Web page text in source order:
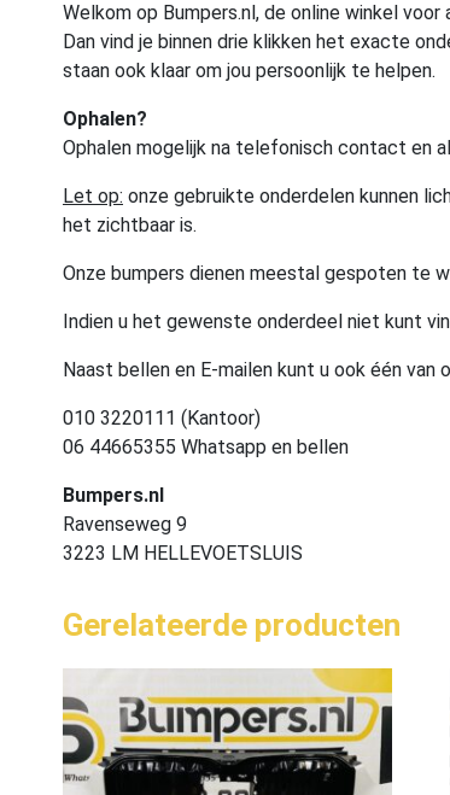
Welkom op Bumpers.nl, de online winkel
Dan vind je binnen drie klikken het exacte
staan ook klaar om jou persoonlijk te helpen.
Ophalen?
Ophalen mogelijk na telefonisch contact en
Let op: onze gebruikte onderdelen kunnen
het zichtbaar is.
Onze bumpers dienen meestal gespoten te
Indien u het gewenste onderdeel niet kunt
Naast bellen en E-mailen kunt u ook één van
010 3220111 (Kantoor)
06 44665355 Whatsapp en bellen
Bumpers.nl
Ravenseweg 9
3223 LM HELLEVOETSLUIS
Gerelateerde producten